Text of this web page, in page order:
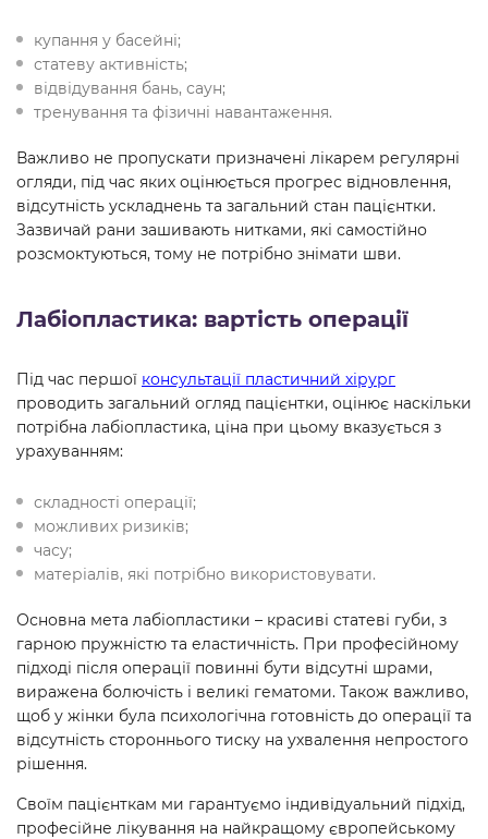
купання у басейні;
статеву активність;
відвідування бань, саун;
тренування та фізичні навантаження.
Важливо не пропускати призначені лікарем регулярні
огляди, під час яких оцінюється прогрес відновлення,
відсутність ускладнень та загальний стан пацієнтки.
Зазвичай рани зашивають нитками, які самостійно
розсмоктуються, тому не потрібно знімати шви.
Лабіопластика: вартість операції
Під час першої консультації пластичний хірург
проводить загальний огляд пацієнтки, оцінює наскільки
потрібна лабіопластика, ціна при цьому вказується з
урахуванням:
складності операції;
можливих ризиків;
часу;
матеріалів, які потрібно використовувати.
Основна мета лабіопластики – красиві статеві губи, з
гарною пружністю та еластичність. При професійному
підході після операції повинні бути відсутні шрами,
виражена болючість і великі гематоми. Також важливо,
щоб у жінки була психологічна готовність до операції та
відсутність стороннього тиску на ухвалення непростого
рішення.
Своїм пацієнткам ми гарантуємо індивідуальний підхід,
професійне лікування на найкращому європейському